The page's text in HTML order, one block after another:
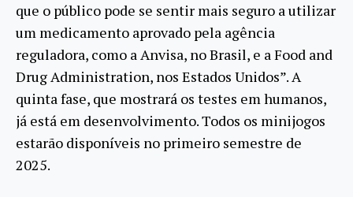
que o público pode se sentir mais seguro a utilizar
um medicamento aprovado pela agência
reguladora, como a Anvisa, no Brasil, e a Food and
Drug Administration, nos Estados Unidos”. A
quinta fase, que mostrará os testes em humanos,
já está em desenvolvimento. Todos os minijogos
estarão disponíveis no primeiro semestre de
2025.